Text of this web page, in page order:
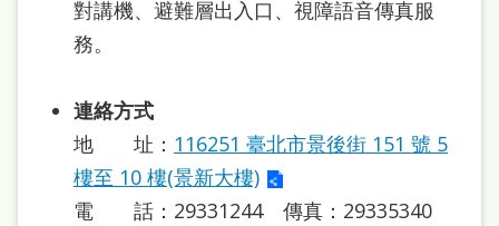
對講機、避難層出入口、視障語音傳真服
務。
連絡方式
地 址： 116251 臺北市景後街 151 號 5
樓至 10 樓(景新大樓)
電 話：29331244 傳真：29335340